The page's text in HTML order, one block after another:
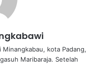
kota Padang,
Maribaraja. Setelah